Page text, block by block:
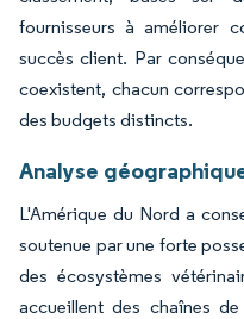
fournisseurs à améliorer
succès client. Par
coexistent, chacun
des budgets distincts.
Analyse
L'Amérique du Nord a
soutenue par une forte
des écosystèmes
accueillent des chaînes